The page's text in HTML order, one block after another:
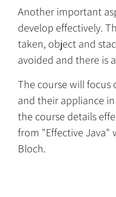
Another important
develop effectively.
taken, object and
avoided and there is
The course will
and their appliance
the course details
from "Effective Java"
Bloch.